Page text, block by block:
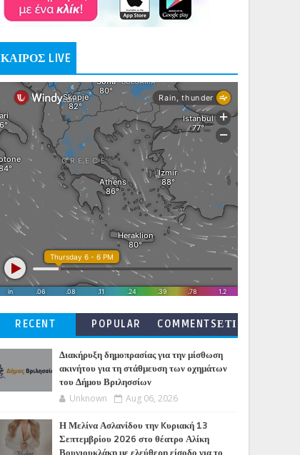
ΚΑΙΡΟΣ LIVE
RECENT POPULAR
COMMENTSΕΤΙ
Διακήρυξη δημοπρασίας για την μίσθωση
ακινήτου για τη στάθμευση των οχημάτων
του Δήμου Βριλησσίων
Unknown Aug 06, 2026
Η Μελίνα Ασλανίδου την Kυριακή 13
Σεπτεμβρίου 2026 στο θέατρο Αλίκη